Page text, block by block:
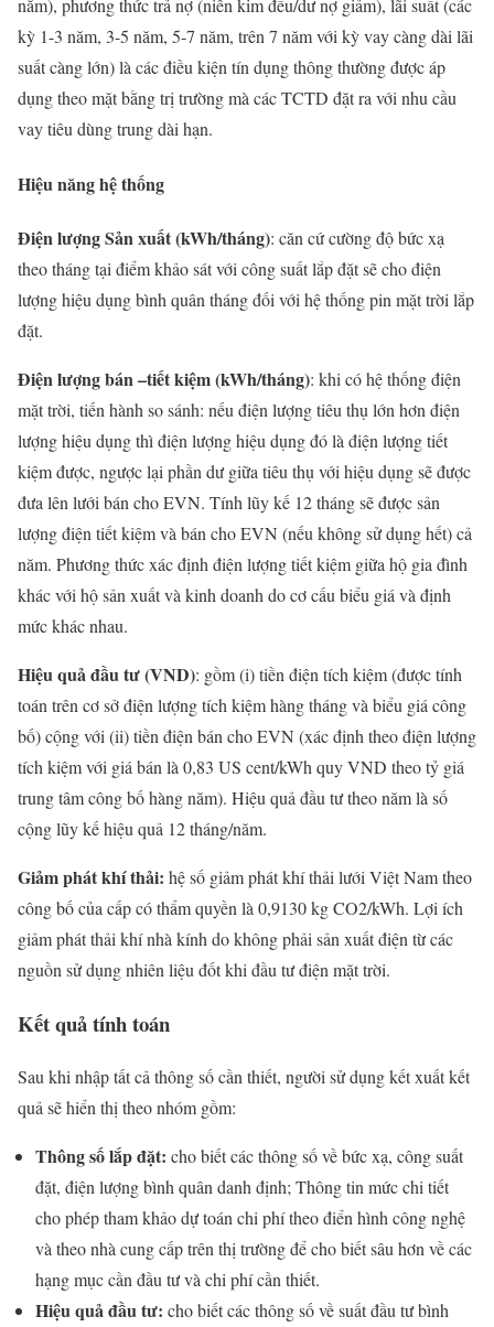
năm), phương thức trả nợ (niên kim đều/dư nợ giảm), lãi suất (các
kỳ 1-3 năm, 3-5 năm, 5-7 năm, trên 7 năm với kỳ vay càng dài lãi
suất càng lớn) là các điều kiện tín dụng thông thường được áp
dụng theo mặt bằng trị trường mà các TCTD đặt ra với nhu cầu
vay tiêu dùng trung dài hạn.
Hiệu năng hệ thống
Điện lượng Sản xuất (kWh/tháng): căn cứ cường độ bức xạ
theo tháng tại điểm khảo sát với công suất lắp đặt sẽ cho điện
lượng hiệu dụng bình quân tháng đối với hệ thống pin mặt trời lắp
đặt.
Điện lượng bán –tiết kiệm (kWh/tháng): khi có hệ thống điện
mặt trời, tiến hành so sánh: nếu điện lượng tiêu thụ lớn hơn điện
lượng hiệu dụng thì điện lượng hiệu dụng đó là điện lượng tiết
kiệm được, ngược lại phần dư giữa tiêu thụ với hiệu dụng sẽ được
đưa lên lưới bán cho EVN. Tính lũy kế 12 tháng sẽ được sản
lượng điện tiết kiệm và bán cho EVN (nếu không sử dụng hết) cả
năm. Phương thức xác định điện lượng tiết kiệm giữa hộ gia đình
khác với hộ sản xuất và kinh doanh do cơ cấu biểu giá và định
mức khác nhau.
Hiệu quả đầu tư (VND): gồm (i) tiền điện tích kiệm (được tính
toán trên cơ sở điện lượng tích kiệm hàng tháng và biểu giá công
bố) cộng với (ii) tiền điện bán cho EVN (xác định theo điện lượng
tích kiệm với giá bán là 0,83 US cent/kWh quy VND theo tỷ giá
trung tâm công bố hàng năm). Hiệu quả đầu tư theo năm là số
cộng lũy kế hiệu quả 12 tháng/năm.
Giảm phát khí thải: hệ số giảm phát khí thải lưới Việt Nam theo
công bố của cấp có thẩm quyền là 0,9130 kg CO2/kWh. Lợi ích
giảm phát thải khí nhà kính do không phải sản xuất điện từ các
nguồn sử dụng nhiên liệu đốt khi đầu tư điện mặt trời.
Kết quả tính toán
Sau khi nhập tất cả thông số cần thiết, người sử dụng kết xuất kết
quả sẽ hiển thị theo nhóm gồm:
Thông số lắp đặt: cho biết các thông số về bức xạ, công suất
đặt, điện lượng bình quân danh định; Thông tin mức chi tiết
cho phép tham khảo dự toán chi phí theo điển hình công nghệ
và theo nhà cung cấp trên thị trường để cho biết sâu hơn về các
hạng mục cần đầu tư và chi phí cần thiết.
Hiệu quả đầu tư: cho biết các thông số về suất đầu tư bình